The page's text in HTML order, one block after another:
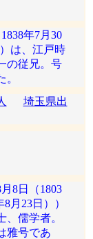
年7月30
は、江戸時
の従兄。号
埼玉県出
8日（1803
月23日））
儒学者。
雅号であ